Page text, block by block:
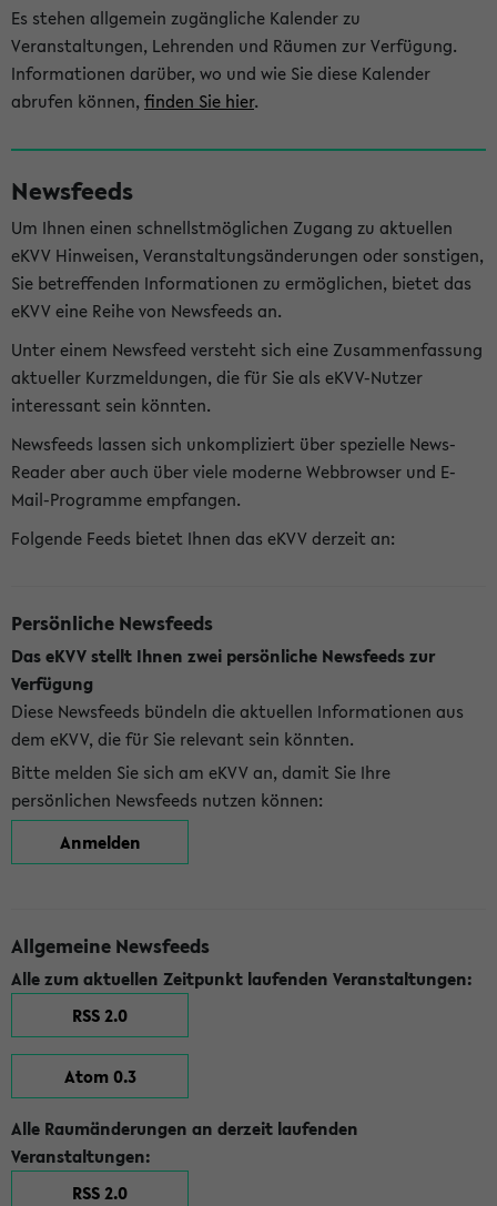
Es stehen allgemein zugängliche Kalender zu
Veranstaltungen, Lehrenden und Räumen zur Verfügung.
Informationen darüber, wo und wie Sie diese Kalender
abrufen können, finden Sie hier.
Newsfeeds
Um Ihnen einen schnellstmöglichen Zugang zu aktuellen
eKVV Hinweisen, Veranstaltungsänderungen oder sonstigen,
Sie betreffenden Informationen zu ermöglichen, bietet das
eKVV eine Reihe von Newsfeeds an.
Unter einem Newsfeed versteht sich eine Zusammenfassung
aktueller Kurzmeldungen, die für Sie als eKVV-Nutzer
interessant sein könnten.
Newsfeeds lassen sich unkompliziert über spezielle News-
Reader aber auch über viele moderne Webbrowser und E-
Mail-Programme empfangen.
Folgende Feeds bietet Ihnen das eKVV derzeit an:
Persönliche Newsfeeds
Das eKVV stellt Ihnen zwei persönliche Newsfeeds zur
Verfügung
Diese Newsfeeds bündeln die aktuellen Informationen aus
dem eKVV, die für Sie relevant sein könnten.
Bitte melden Sie sich am eKVV an, damit Sie Ihre
persönlichen Newsfeeds nutzen können:
Anmelden
Allgemeine Newsfeeds
Alle zum aktuellen Zeitpunkt laufenden Veranstaltungen:
RSS 2.0
Atom 0.3
Alle Raumänderungen an derzeit laufenden
Veranstaltungen:
RSS 2.0